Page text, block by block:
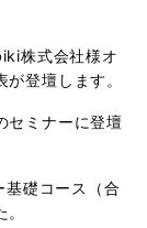
株式会社様オ
登壇します。
セミナーに登壇
礎コース（合